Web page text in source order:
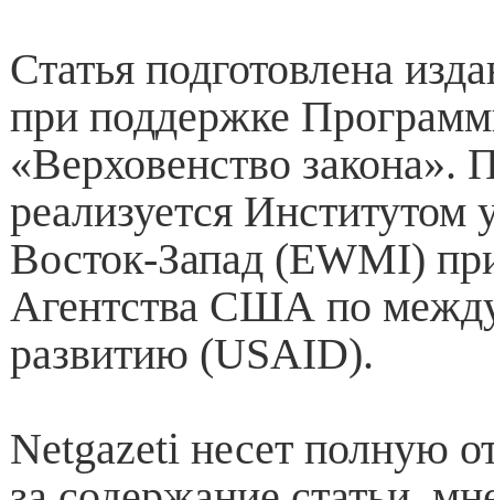
Статья подготовлена
при поддержке
«Верховенство закона».
реализуется Институтом
Восток-Запад (EWMI)
Агентства США по
развитию (USAID).
Netgazeti несет полную